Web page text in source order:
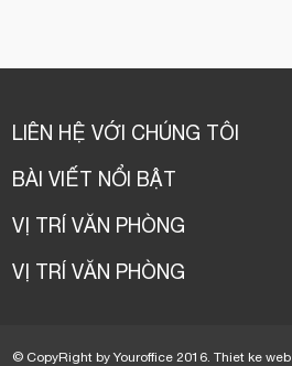
LIÊN HỆ VỚI CHÚNG TÔI
BÀI VIẾT NỔI BẬT
VỊ TRÍ VĂN PHÒNG
VỊ TRÍ VĂN PHÒNG
© CopyRight by Youroffice 2016.Thiet ke web